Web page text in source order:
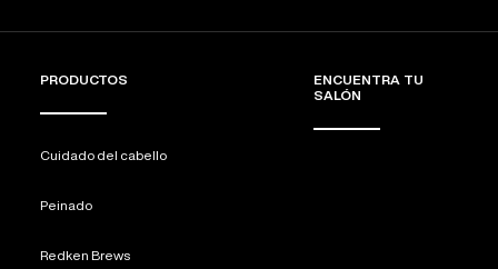
PRODUCTOS
Cuidado del cabello
Peinado
Redken Brews
ENCUENTRA TU
SALÓN